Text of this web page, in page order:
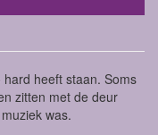
heeft staan. Soms
zitten met de deur
was.